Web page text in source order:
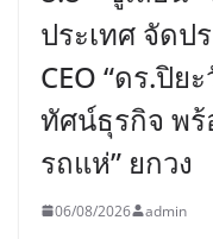
ประเทศ จัด
CEO “ดร.ปิย
ทัศน์ธุรกิจ พร้
รถแห่” ยกวง
06/08/2026 admin